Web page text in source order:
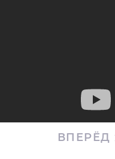
ВПЕРЁД